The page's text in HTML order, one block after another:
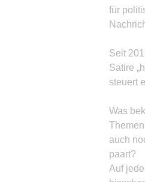
für
Seit
Satire
steuert
Was
auch
paart?
Auf